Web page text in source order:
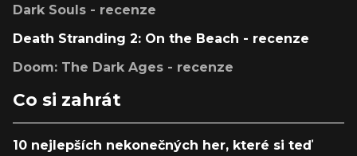
Dark Souls - recenze
Death Stranding 2: On the Beach - recenze
Doom: The Dark Ages - recenze
Co si zahrát
10 nejlepších nekonečných her, které si teď